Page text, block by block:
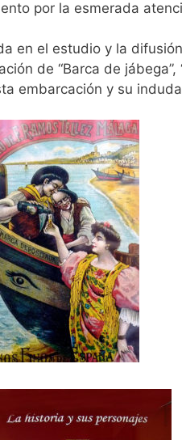
por la esmerada
en el estudio y la
de “Barca de
embarcación y su